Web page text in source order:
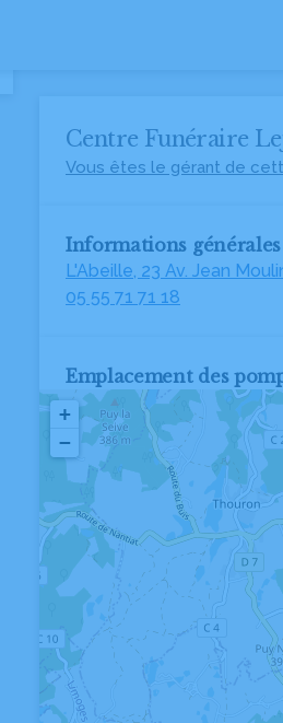
Centre Funéraire
Vous êtes le gérant de
Informations générales
L'Abeille, 23 Av. Jean
05 55 71 71 18
Emplacement des
+
−